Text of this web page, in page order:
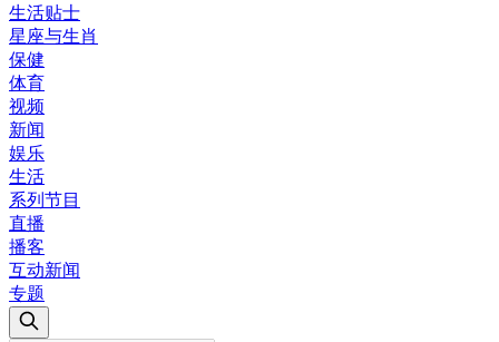
生活贴士
星座与生肖
保健
体育
视频
新闻
娱乐
生活
系列节目
直播
播客
互动新闻
专题